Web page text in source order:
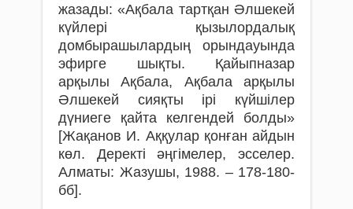
жазады: «Ақбала тартқан Әлшекей
күйлері қызылордалық
домбырашылардың орындауында
эфирге шықты. Қайыпназар
арқылы Ақбала, Ақбала арқылы
Әлшекей сияқты ірі күйшілер
дүниеге қайта келгендей болды»
[Жақанов И. Аққулар қонған айдын
көл. Деректі әңгімелер, эсселер.
Алматы: Жазушы, 1988. – 178-180-
бб].